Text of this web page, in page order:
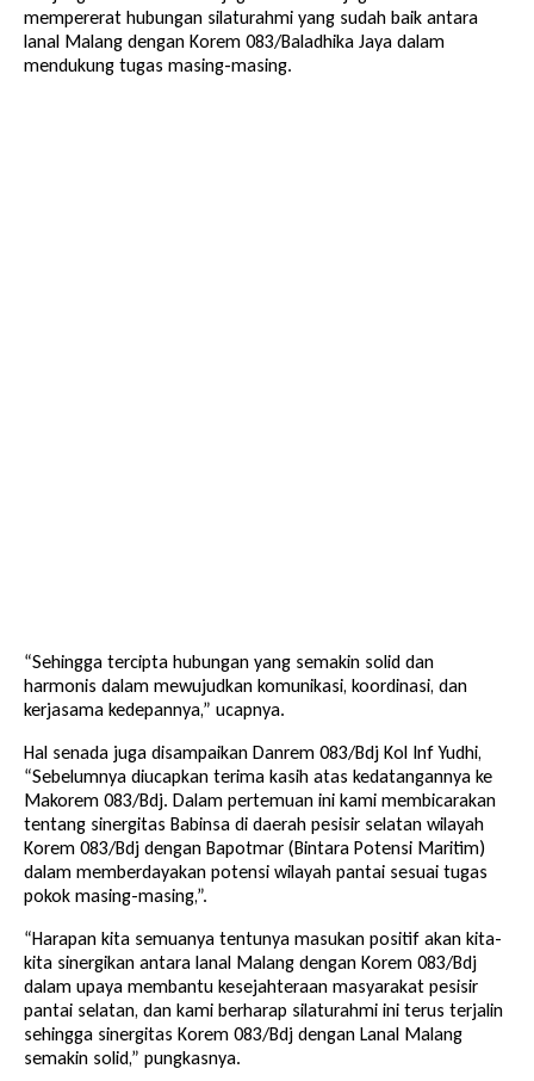
mempererat hubungan silaturahmi yang sudah baik antara
lanal Malang dengan Korem 083/Baladhika Jaya dalam
mendukung tugas masing-masing.
“Sehingga tercipta hubungan yang semakin solid dan
harmonis dalam mewujudkan komunikasi, koordinasi, dan
kerjasama kedepannya,” ucapnya.
Hal senada juga disampaikan Danrem 083/Bdj Kol Inf Yudhi,
“Sebelumnya diucapkan terima kasih atas kedatangannya ke
Makorem 083/Bdj. Dalam pertemuan ini kami membicarakan
tentang sinergitas Babinsa di daerah pesisir selatan wilayah
Korem 083/Bdj dengan Bapotmar (Bintara Potensi Maritim)
dalam memberdayakan potensi wilayah pantai sesuai tugas
pokok masing-masing,”.
“Harapan kita semuanya tentunya masukan positif akan kita-
kita sinergikan antara lanal Malang dengan Korem 083/Bdj
dalam upaya membantu kesejahteraan masyarakat pesisir
pantai selatan, dan kami berharap silaturahmi ini terus terjalin
sehingga sinergitas Korem 083/Bdj dengan Lanal Malang
semakin solid,” pungkasnya.